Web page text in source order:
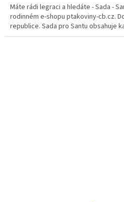
Máte rádi legraci a hledáte - Sada -
rodinném e-shopu ptakoviny-cb.cz.
republice. Sada pro Santu obsahuje